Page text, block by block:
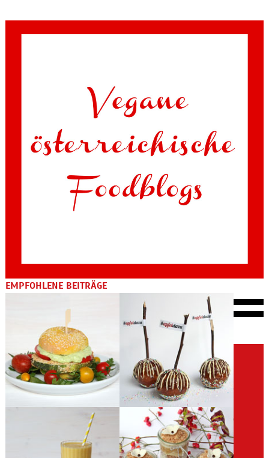
EMPFOHLENE BEITRÄGE